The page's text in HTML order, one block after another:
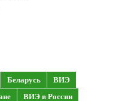
Беларусь
ВИЭ
ВИЭ в России